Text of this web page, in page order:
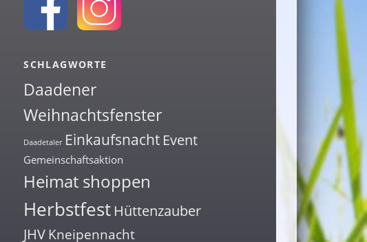
SCHLAGWORTE
Daadener
Weihnachtsfenster
Daadetaler Einkaufsnacht Event
Gemeinschaftsaktion
Heimat shoppen
Herbstfest Hüttenzauber
JHVKneipennacht